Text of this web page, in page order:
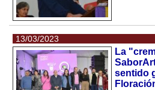
13/03/2023
La
sentido